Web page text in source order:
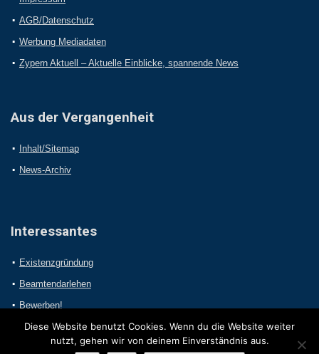
AGB/Datenschutz
Werbung Mediadaten
Zypern Aktuell – Aktuelle Einblicke, spannende News
Aus der Vergangenheit
Inhalt/Sitemap
News-Archiv
Interessantes
Existenzgründung
Beamtendarlehen
Bewerben!
Diese Website benutzt Cookies. Wenn du die Website weiter
nutzt, gehen wir von deinem Einverständnis aus.